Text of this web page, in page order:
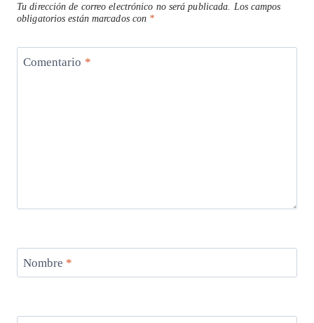
Tu dirección de correo electrónico no será publicada.
Los campos
obligatorios están marcados con *
Comentario *
Nombre *